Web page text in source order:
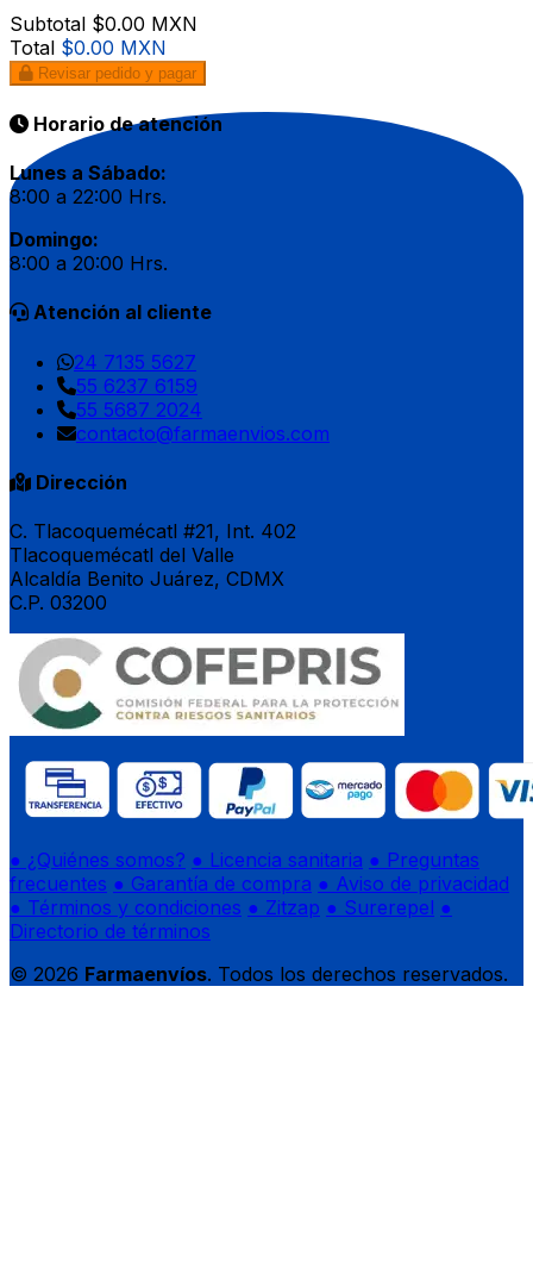
Subtotal $0.00 MXN
Total $0.00 MXN
Revisar pedido y pagar
Horario de atención
Lunes a Sábado:
8:00 a 22:00 Hrs.
Domingo:
8:00 a 20:00 Hrs.
Atención al cliente
24 7135 5627
55 6237 6159
55 5687 2024
contacto@farmaenvios.com
Dirección
C. Tlacoquemécatl #21, Int. 402
Tlacoquemécatl del Valle
Alcaldía Benito Juárez, CDMX
C.P. 03200
● ¿Quiénes somos? ● Licencia sanitaria ● Preguntas
frecuentes ● Garantía de compra ● Aviso de privacidad
● Términos y condiciones ● Zitzap ● Surerepel ●
Directorio de términos
© 2026 Farmaenvíos. Todos los derechos reservados.